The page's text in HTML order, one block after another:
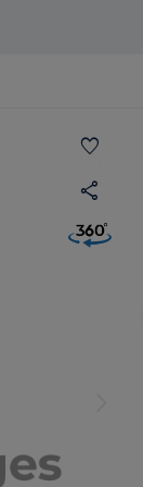
favorite
share